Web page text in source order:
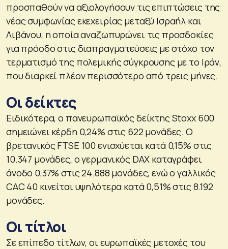
προσπαθούν να αξιολογήσουν τις επιπτώσεις της
νέας συμφωνίας εκεχειρίας μεταξύ Ισραήλ και
Λιβάνου, η οποία αναζωπυρώνει τις προσδοκίες
για πρόοδο στις διαπραγματεύσεις με στόχο τον
τερματισμό της πολεμικής σύγκρουσης με το Ιράν,
που διαρκεί πλέον περισσότερο από τρεις μήνες.
Οι δείκτες
Ειδικότερα, ο πανευρωπαϊκός δείκτης Stoxx 600
σημειώνει κέρδη 0,24% στις 622 μονάδες. Ο
βρετανικός FTSE 100 ενισχύεται κατά 0,15% στις
10.347 μονάδες, ο γερμανικός DAX καταγράφει
άνοδο 0,37% στις 24.888 μονάδες, ενώ ο γαλλικός
CAC 40 κινείται υψηλότερα κατά 0,51% στις 8.192
μονάδες.
Οι τίτλοι
Σε επίπεδο τίτλων, οι ευρωπαϊκές μετοχές του